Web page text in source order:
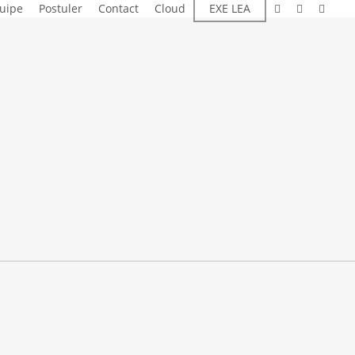
Postuler Contact Cloud EXE LEA linkedininstagram
email